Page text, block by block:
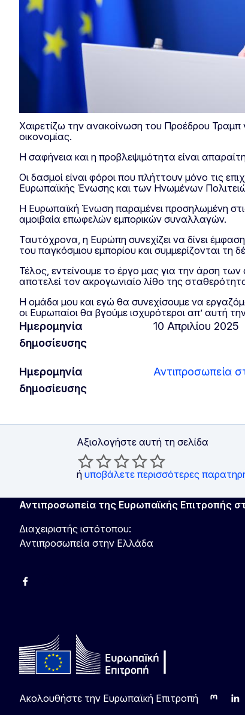
Χαιρετίζω την ανακοίνωση του Προέδρου
οικονομίας.
Η σαφήνεια και η προβλεψιμότητα είναι
Οι δασμοί είναι φόροι που πλήττουν μόνο τις
Ευρωπαϊκής Ένωσης και των Ηνωμένων
Η Ευρωπαϊκή Ένωση παραμένει προσηλωμένη
αμοιβαία επωφελών εμπορικών συναλλαγών.
Ταυτόχρονα, η Ευρώπη συνεχίζει να δίνει
του παγκόσμιου εμπορίου και συμμερίζονται
Τέλος, εντείνουμε το έργο μας για την άρση
αποτελεί τον ακρογωνιαίο λίθο της
Η ομάδα μου και εγώ θα συνεχίσουμε να
οι Ευρωπαίοι θα βγούμε ισχυρότεροι απ’ αυτή
Ημερομηνία
δημοσίευσης
10 Απριλίου 2025
Ημερομηνία
δημοσίευσης
Αντιπροσωπεία
Αξιολογήστε αυτή τη σελίδα
ή υποβάλετε περισσότερες
Αντιπροσωπεία της Ευρωπαϊκής Επιτροπής
Διαχειριστής ιστότοπου:
Αντιπροσωπεία στην Ελλάδα
Facebook
Ακολουθήστε την Ευρωπαϊκή Επιτροπή
Mastodon